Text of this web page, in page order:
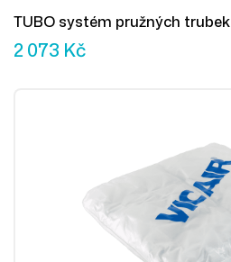
TUBO systém pružných trubek
2 073 Kč